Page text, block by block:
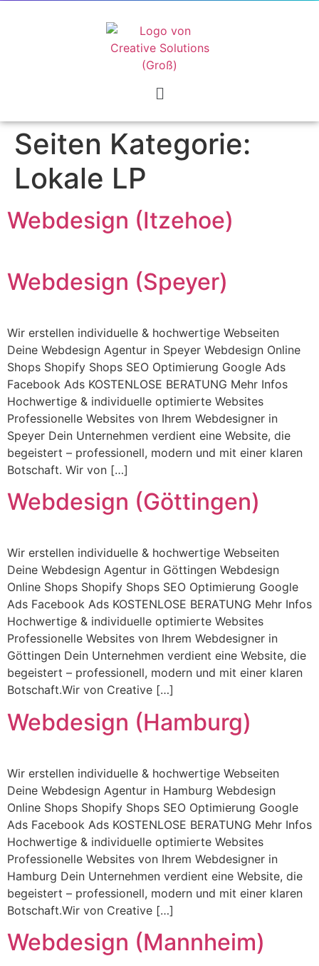
Seiten Kategorie:
Lokale LP
Webdesign (Itzehoe)
Webdesign (Speyer)
Wir erstellen individuelle & hochwertige Webseiten
Deine Webdesign Agentur in Speyer Webdesign Online
Shops Shopify Shops SEO Optimierung Google Ads
Facebook Ads KOSTENLOSE BERATUNG Mehr Infos
Hochwertige & individuelle optimierte Websites
Professionelle Websites von Ihrem Webdesigner in
Speyer Dein Unternehmen verdient eine Website, die
begeistert – professionell, modern und mit einer klaren
Botschaft. Wir von […]
Webdesign (Göttingen)
Wir erstellen individuelle & hochwertige Webseiten
Deine Webdesign Agentur in Göttingen Webdesign
Online Shops Shopify Shops SEO Optimierung Google
Ads Facebook Ads KOSTENLOSE BERATUNG Mehr Infos
Hochwertige & individuelle optimierte Websites
Professionelle Websites von Ihrem Webdesigner in
Göttingen Dein Unternehmen verdient eine Website, die
begeistert – professionell, modern und mit einer klaren
Botschaft.Wir von Creative […]
Webdesign (Hamburg)
Wir erstellen individuelle & hochwertige Webseiten
Deine Webdesign Agentur in Hamburg Webdesign
Online Shops Shopify Shops SEO Optimierung Google
Ads Facebook Ads KOSTENLOSE BERATUNG Mehr Infos
Hochwertige & individuelle optimierte Websites
Professionelle Websites von Ihrem Webdesigner in
Hamburg Dein Unternehmen verdient eine Website, die
begeistert – professionell, modern und mit einer klaren
Botschaft.Wir von Creative […]
Webdesign (Mannheim)